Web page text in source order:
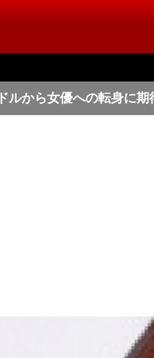
ルから女優への転身に期